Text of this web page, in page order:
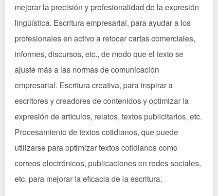
mejorar la precisión y profesionalidad de la expresión
lingüística. Escritura empresarial, para ayudar a los
profesionales en activo a retocar cartas comerciales,
informes, discursos, etc., de modo que el texto se
ajuste más a las normas de comunicación
empresarial. Escritura creativa, para inspirar a
escritores y creadores de contenidos y optimizar la
expresión de artículos, relatos, textos publicitarios, etc.
Procesamiento de textos cotidianos, que puede
utilizarse para optimizar textos cotidianos como
correos electrónicos, publicaciones en redes sociales,
etc. para mejorar la eficacia de la escritura.